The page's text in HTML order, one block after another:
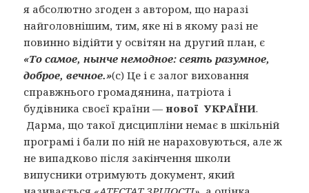
я абсолютно згоден з автором, що наразі
найголовнішим, тим, яке ні в якому разі не
повинно відійти у освітян на другий план, є
«То самое, нынче немодное: сеять разумное,
доброе, вечное.»(с) Це і є залог виховання
справжнього громадянина, патріота і
будівника своєї країни —нової УКРАЇНИ.
Дарма, що такої дисципліни немає в шкільній
програмі і бали по ній не нараховуються, але ж
не випадково після закінчення школи
випусники отримують документ, який